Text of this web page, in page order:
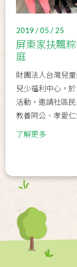
2019 / 05 / 25
屏東家扶飄
庭
財團法人台灣兒
兒少福利中心，
活動，邀請社區
教養阿公、孝愛
了解更多